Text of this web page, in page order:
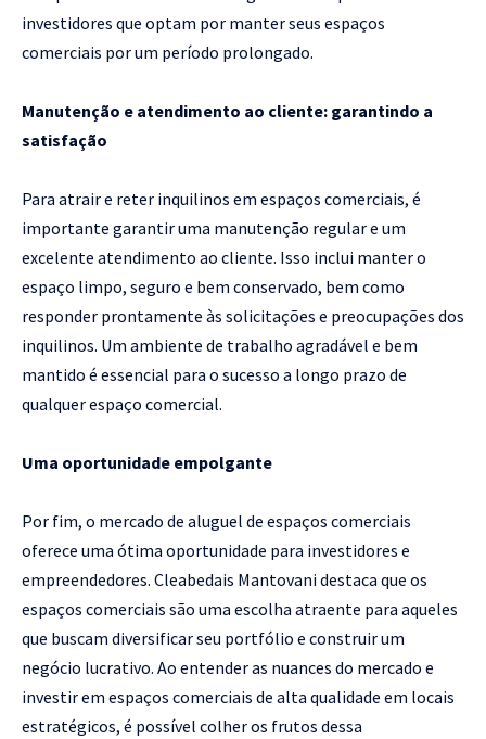
investidores que optam por manter seus espaços
comerciais por um período prolongado.
Manutenção e atendimento ao cliente: garantindo a
satisfação
Para atrair e reter inquilinos em espaços comerciais, é
importante garantir uma manutenção regular e um
excelente atendimento ao cliente. Isso inclui manter o
espaço limpo, seguro e bem conservado, bem como
responder prontamente às solicitações e preocupações dos
inquilinos. Um ambiente de trabalho agradável e bem
mantido é essencial para o sucesso a longo prazo de
qualquer espaço comercial.
Uma oportunidade empolgante
Por fim, o mercado de aluguel de espaços comerciais
oferece uma ótima oportunidade para investidores e
empreendedores. Cleabedais Mantovani destaca que os
espaços comerciais são uma escolha atraente para aqueles
que buscam diversificar seu portfólio e construir um
negócio lucrativo. Ao entender as nuances do mercado e
investir em espaços comerciais de alta qualidade em locais
estratégicos, é possível colher os frutos dessa